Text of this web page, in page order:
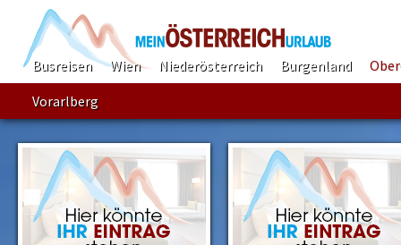
Busreisen Wien Niederösterreich Burgenland
Vorarlberg